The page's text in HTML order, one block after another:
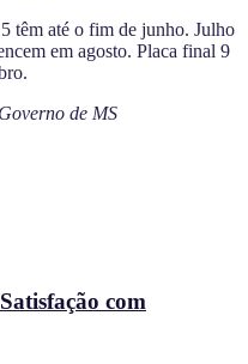
têm até o fim de junho. Julho
em agosto. Placa final 9
de MS
com